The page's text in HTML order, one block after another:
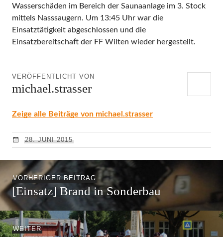
Wasserschäden im Bereich der Saunaanlage im 3. Stock
mittels Nasssaugern. Um 13:45 Uhr war die
Einsatztätigkeit abgeschlossen und die
Einsatzbereitschaft der FF Wilten wieder hergestellt.
VERÖFFENTLICHT VON
michael.strasser
Zeige alle Beiträge von michael.strasser
28. JUNI 2015
Beitragsnavigation
VORHERIGER BEITRAG
Vorheriger
Beitrag:
[Einsatz] Brand in Sonderbau
WEITERNächster